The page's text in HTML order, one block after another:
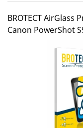
BROTECT
Canon PowerShot